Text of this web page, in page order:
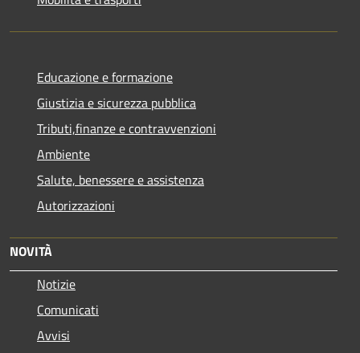
Educazione e formazione
Giustizia e sicurezza pubblica
Tributi,finanze e contravvenzioni
Ambiente
Salute, benessere e assistenza
Autorizzazioni
NOVITÀ
Notizie
Comunicati
Avvisi